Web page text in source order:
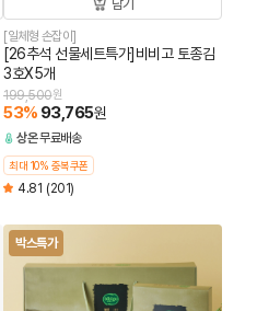
담기
[일체형 손잡이]
[26추석 선물세트특가]비비고 토종김
3호X5개
199,500원
53% 93,765원
상온무료배송
최대 10% 중복쿠폰
4.81 (201)
박스특가